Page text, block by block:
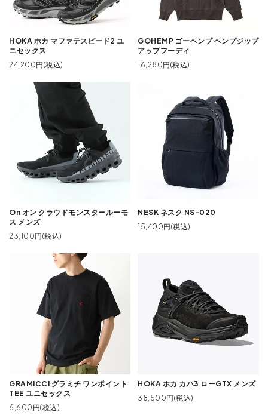
HOKA ホカ マファテスピード2 ユ
ニセックス
24,200円(税込)
GOHEMP ゴーヘンプ ヘンプジップ
アップフーディ
16,280円(税込)
On オン クラウドモンスタールーモ
ス メンズ
23,100円(税込)
NESK ネスク NS-020
15,400円(税込)
GRAMICCI グラミチ ワンポイント
TEE ユニセックス
6,600円(税込)
HOKA ホカ カハ3 ローGTX メンズ
38,500円(税込)